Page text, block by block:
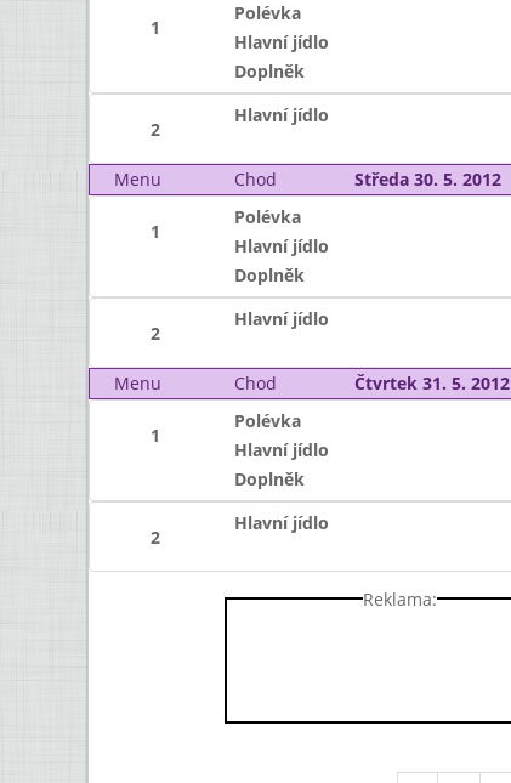
1
Polévka
Hlavní jídlo
Doplněk
2
Hlavní jídlo
Menu Chod Středa 30. 5. 2012
1
Polévka
Hlavní jídlo
Doplněk
2
Hlavní jídlo
Menu Chod Čtvrtek 31. 5. 2012
1
Polévka
Hlavní jídlo
Doplněk
2
Hlavní jídlo
Reklama: